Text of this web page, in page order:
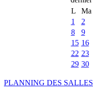
L
Ma
1
2
8
9
15 16
22 23
29 30
PLANNING DES SALLES